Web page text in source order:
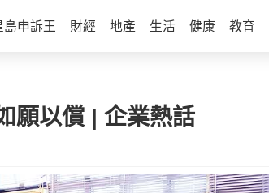
島申訴王 財經 地產 生活 健康 教育
願以償 | 企業熱話